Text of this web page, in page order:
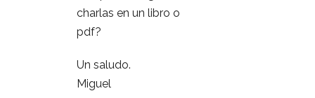
charlas en un libro o
pdf?
Un saludo.
Miguel